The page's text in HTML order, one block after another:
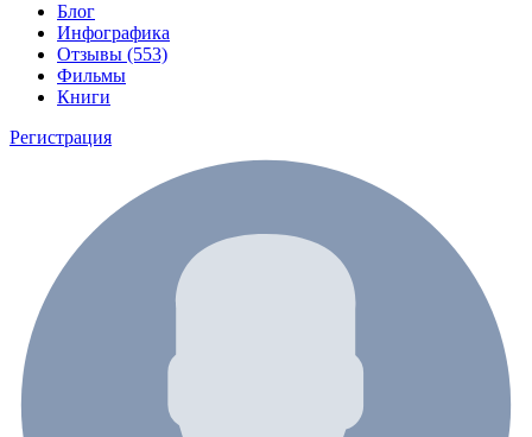
Блог
Инфографика
Отзывы (553)
Фильмы
Книги
Регистрация